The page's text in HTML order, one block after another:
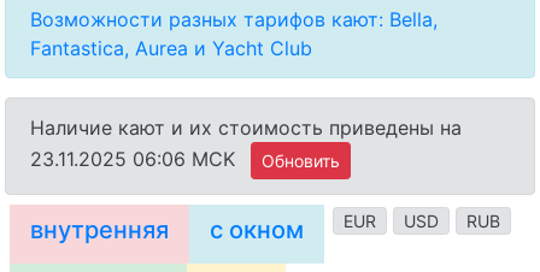
Возможности разных тарифов кают: Bella,
Fantastica, Aurea и Yacht Club
Наличие кают и их стоимость приведены на
23.11.2025 06:06 MCK
Обновить
EUR USD RUB
внутренняя с окном